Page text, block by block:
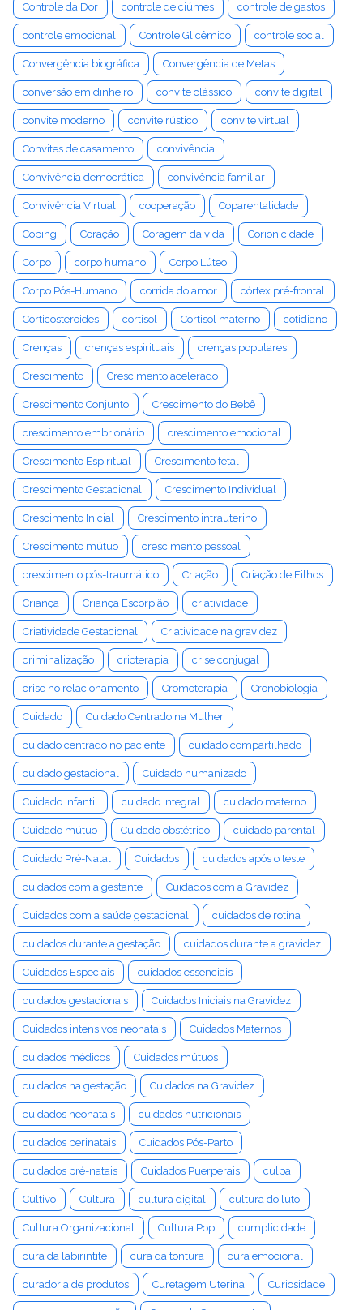
Controle da Dor controle de ciúmes controle de gastos
controle emocional Controle Glicêmico controle social
Convergência biográfica Convergência de Metas
conversão em dinheiro convite clássico convite digital
convite moderno convite rústico convite virtual
Convites de casamento convivência
Convivência democrática convivência familiar
Convivência Virtual cooperação Coparentalidade
Coping Coração Coragem da vida Corionicidade
Corpo corpo humano Corpo Lúteo
Corpo Pós-Humano corrida do amor córtex pré-frontal
Corticosteroides cortisol Cortisol materno cotidiano
Crenças crenças espirituais crenças populares
Crescimento Crescimento acelerado
Crescimento Conjunto Crescimento do Bebê
crescimento embrionário crescimento emocional
Crescimento Espiritual Crescimento fetal
Crescimento Gestacional Crescimento Individual
Crescimento Inicial Crescimento intrauterino
Crescimento mútuo crescimento pessoal
crescimento pós-traumático Criação Criação de Filhos
Criança Criança Escorpião criatividade
Criatividade Gestacional Criatividade na gravidez
criminalização crioterapia crise conjugal
crise no relacionamento Cromoterapia Cronobiologia
Cuidado Cuidado Centrado na Mulher
cuidado centrado no paciente cuidado compartilhado
cuidado gestacional Cuidado humanizado
Cuidado infantil cuidado integral cuidado materno
Cuidado mútuo Cuidado obstétrico cuidado parental
Cuidado Pré-Natal Cuidados cuidados após o teste
cuidados com a gestante Cuidados com a Gravidez
Cuidados com a saúde gestacional cuidados de rotina
cuidados durante a gestação cuidados durante a gravidez
Cuidados Especiais cuidados essenciais
cuidados gestacionais Cuidados Iniciais na Gravidez
Cuidados intensivos neonatais Cuidados Maternos
cuidados médicos Cuidados mútuos
cuidados na gestação Cuidados na Gravidez
cuidados neonatais cuidados nutricionais
cuidados perinatais Cuidados Pós-Parto
cuidados pré-natais Cuidados Puerperais culpa
Cultivo Cultura cultura digital cultura do luto
Cultura Organizacional Cultura Pop cumplicidade
cura da labirintite cura da tontura cura emocional
curadoria de produtos Curetagem Uterina Curiosidade